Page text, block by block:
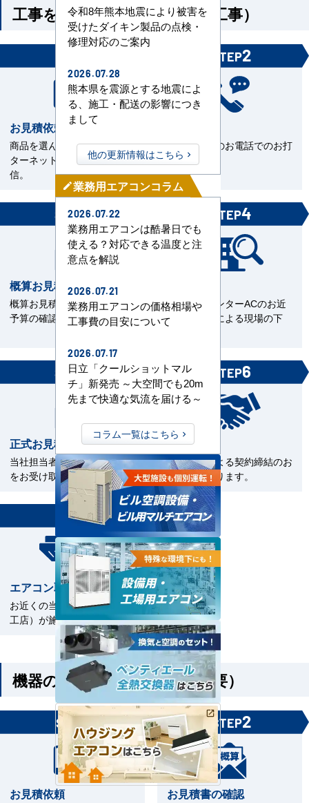
工事を依頼される方（機器＋工事）
お見積依頼
商品を選んで見積依頼をイン
ターネットまたはFAXで送
信。
STEP2
当社担当とのお電話でのお打
合せ。
STEP3
概算お見積書を確認
概算お見積をご覧いただきご
予算の確認。
STEP4
エアコンセンターACのお近
くの直工店による現場の下
STEP5
正式お見積書の確認
当社担当者から正式お見積書
をお受け取下さい。
STEP6
ご契約
電子契約による契約締結のお
手続きとなります。
STEP7
エアコン取付工事
お近くの当社指定工事店（直
工店）が施工いたします。
機器のみご購入の方（工事不要）
STEP 1
お見積依頼
STEP2
お見積書の確認
令和8年熊本地震により被害を
受けたダイキン製品の点検・
修理対応のご案内
2026.07.28
熊本県を震源とする地震によ
る、施工・配送の影響につき
まして
他の更新情報はこちら
mode_edit業務用エアコンコラム
2026.07.22
業務用エアコンは酷暑日でも
使える？対応できる温度と注
意点を解説
2026.07.21
業務用エアコンの価格相場や
工事費の目安について
2026.07.17
日立「クールショットマル
チ」新発売 ～大空間でも20m
先まで快適な気流を届ける～
コラム一覧はこちら